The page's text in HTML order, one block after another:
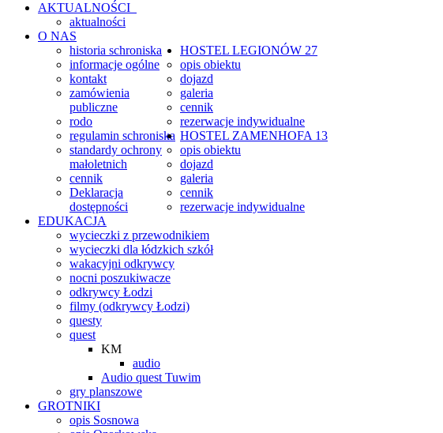
AKTUALNOŚCI
aktualności
O NAS
historia schroniska
informacje ogólne
kontakt
zamówienia
publiczne
rodo
regulamin schroniska
standardy ochrony
małoletnich
cennik
Deklaracja
dostępności
HOSTEL LEGIONÓW 27
opis obiektu
dojazd
galeria
cennik
rezerwacje indywidualne
HOSTEL ZAMENHOFA 13
opis obiektu
dojazd
galeria
cennik
rezerwacje indywidualne
EDUKACJA
wycieczki z przewodnikiem
wycieczki dla łódzkich szkół
wakacyjni odkrywcy
nocni poszukiwacze
odkrywcy Łodzi
filmy (odkrywcy Łodzi)
questy
quest
KM
audio
Audio quest Tuwim
gry planszowe
GROTNIKI
opis Sosnowa